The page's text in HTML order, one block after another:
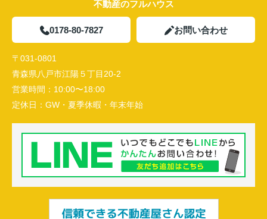
不動産のフルハウス
0178-80-7827 お問い合わせ
〒031-0801
青森県八戸市江陽５丁目20-2
営業時間： 10:00〜18:00
定休日： GW・夏季休暇・年末年始